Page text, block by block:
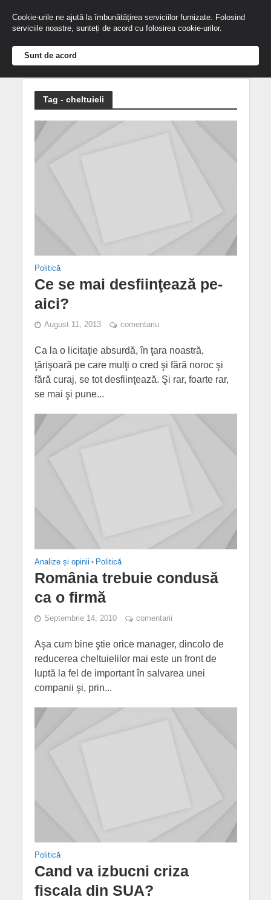
Tag - cheltuieli
Politică
Ce se mai desfiinţează pe-
aici?
August 11, 2013 comentariu
Ca la o licitaţie absurdă, în ţara noastră,
ţărişoară pe care mulţi o cred şi fără noroc şi
fără curaj, se tot desfiinţează. Şi rar, foarte rar,
se mai şi pune...
Analize și opinii • Politică
România trebuie condusă
ca o firmă
Septembrie 14, 2010 comentarii
Aşa cum bine ştie orice manager, dincolo de
reducerea cheltuielilor mai este un front de
luptă la fel de important în salvarea unei
companii şi, prin...
Politică
Cand va izbucni criza
fiscala din SUA?
Cookie-urile ne ajută la îmbunătățirea serviciilor furnizate. Folosind
serviciile noastre, sunteți de acord cu folosirea cookie-urilor.
Sunt de acord